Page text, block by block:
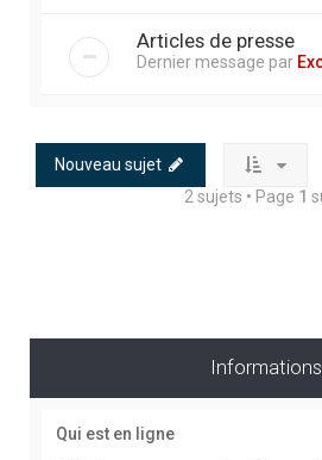
Articles de presse
Dernier message par
Nouveau sujet
2 sujets • Page 1
Informations
Qui est en ligne